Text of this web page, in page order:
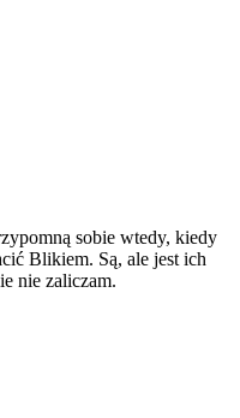
sobie wtedy, kiedy
Blikiem. Są, ale jest ich
nie zaliczam.